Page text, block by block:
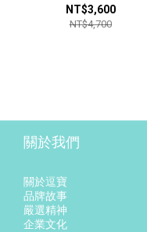
夢幻藍森林
NT$3,600
NT$4,700
關於我們
關於逗寶
品牌故事
嚴選精神
企業文化